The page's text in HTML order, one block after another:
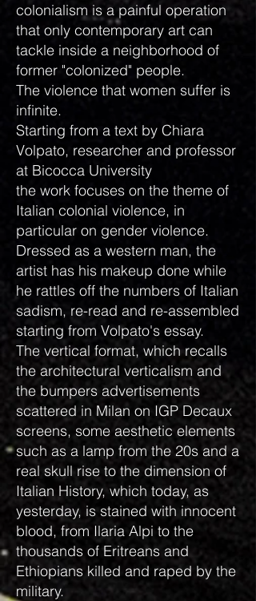
colonialism is a painful operation
that only contemporary art can
tackle inside a neighborhood of
former "colonized" people.
The violence that women suffer is
infinite.
Starting from a text by Chiara
Volpato, researcher and professor
at Bicocca University
the work focuses on the theme of
Italian colonial violence, in
particular on gender violence.
Dressed as a western man, the
artist has his makeup done while
he rattles off the numbers of Italian
sadism, re-read and re-assembled
starting from Volpato's essay.
The vertical format, which recalls
the architectural verticalism and
the bumpers advertisements
scattered in Milan on IGP Decaux
screens, some aesthetic elements
such as a lamp from the 20s and a
real skull rise to the dimension of
Italian History, which today, as
yesterday, is stained with innocent
blood, from Ilaria Alpi to the
thousands of Eritreans and
Ethiopians killed and raped by the
military.